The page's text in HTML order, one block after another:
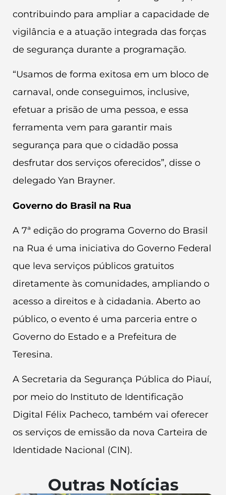
contribuindo para ampliar a capacidade de
vigilância e a atuação integrada das forças
de segurança durante a programação.
“Usamos de forma exitosa em um bloco de
carnaval, onde conseguimos, inclusive,
efetuar a prisão de uma pessoa, e essa
ferramenta vem para garantir mais
segurança para que o cidadão possa
desfrutar dos serviços oferecidos”, disse o
delegado Yan Brayner.
Governo do Brasil na Rua
A 7ª edição do programa Governo do Brasil
na Rua é uma iniciativa do Governo Federal
que leva serviços públicos gratuitos
diretamente às comunidades, ampliando o
acesso a direitos e à cidadania. Aberto ao
público, o evento é uma parceria entre o
Governo do Estado e a Prefeitura de
Teresina.
A Secretaria da Segurança Pública do Piauí,
por meio do Instituto de Identificação
Digital Félix Pacheco, também vai oferecer
os serviços de emissão da nova Carteira de
Identidade Nacional (CIN).
Outras Notícias